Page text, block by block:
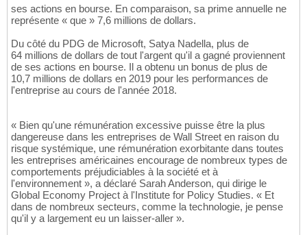
ses actions en bourse. En comparaison, sa prime annuelle ne
représente « que » 7,6 millions de dollars.
Du côté du PDG de Microsoft, Satya Nadella, plus de
64 millions de dollars de tout l'argent qu'il a gagné proviennent
de ses actions en bourse. Il a obtenu un bonus de plus de
10,7 millions de dollars en 2019 pour les performances de
l'entreprise au cours de l'année 2018.
« Bien qu'une rémunération excessive puisse être la plus
dangereuse dans les entreprises de Wall Street en raison du
risque systémique, une rémunération exorbitante dans toutes
les entreprises américaines encourage de nombreux types de
comportements préjudiciables à la société et à
l'environnement », a déclaré Sarah Anderson, qui dirige le
Global Economy Project à l'Institute for Policy Studies. « Et
dans de nombreux secteurs, comme la technologie, je pense
qu'il y a largement eu un laisser-aller ».